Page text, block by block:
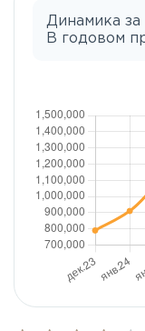
Динамика за
В годовом